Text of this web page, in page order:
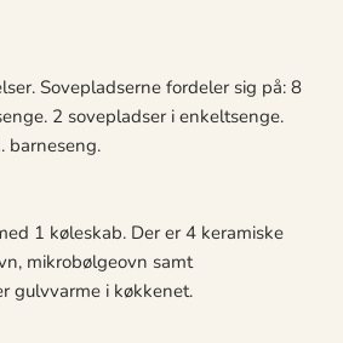
Sovepladserne fordeler sig på: 8
2 sovepladser i enkeltsenge.
barneseng.
1 køleskab. Der er 4 keramiske
mikrobølgeovn samt
gulvvarme i køkkenet.